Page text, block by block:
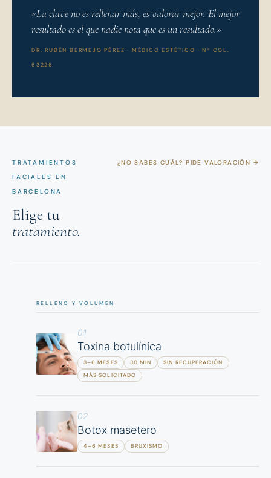
«La clave no es rellenar más, es valorar mejor. El mejor
resultado es el que nadie nota que es un resultado.»
DR. RUBÉN BERMEJO PÉREZ · MÉDICO ESTÉTICO · Nº COL.
63226
TRATAMIENTOS
FACIALES EN
BARCELONA
Elige tu
tratamiento.
¿NO SABES CUÁL? PIDE VALORACIÓN →
RELLENO Y VOLUMEN
01
Toxina botulínica
3–6 MESES 30 MIN
SIN RECUPERACIÓN
MÁS SOLICITADO
02
Botox masetero
4–6 MESES BRUXISMO